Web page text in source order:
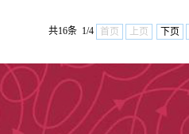
共16条 1/4 首页 上页 下页